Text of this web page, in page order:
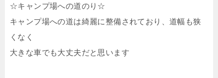
☆キャンプ場への道のり☆
キャンプ場への道は綺麗に整備されており、道幅も狭
くなく
大きな車でも大丈夫だと思います